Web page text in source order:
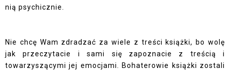
nią psychicznie.
Nie chcę Wam zdradzać za wiele z treści książki, bo wolę
jak przeczytacie i sami się zapoznacie z treścią i
towarzyszącymi jej emocjami. Bohaterowie książki zostali